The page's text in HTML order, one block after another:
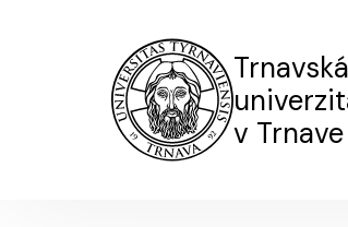
Trnavská
v Trnave